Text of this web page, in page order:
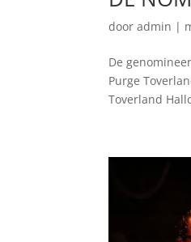
dooradmin |
De
Purge
Toverland